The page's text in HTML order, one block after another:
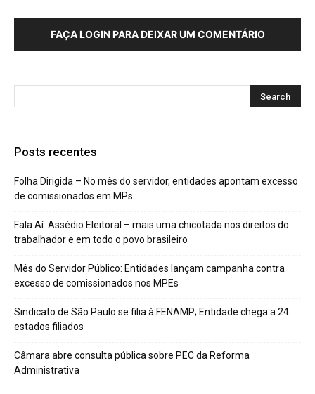
FAÇA LOGIN PARA DEIXAR UM COMENTÁRIO
Posts recentes
Folha Dirigida – No mês do servidor, entidades apontam excesso
de comissionados em MPs
Fala Aí: Assédio Eleitoral – mais uma chicotada nos direitos do
trabalhador e em todo o povo brasileiro
Mês do Servidor Público: Entidades lançam campanha contra
excesso de comissionados nos MPEs
Sindicato de São Paulo se filia à FENAMP; Entidade chega a 24
estados filiados
Câmara abre consulta pública sobre PEC da Reforma
Administrativa